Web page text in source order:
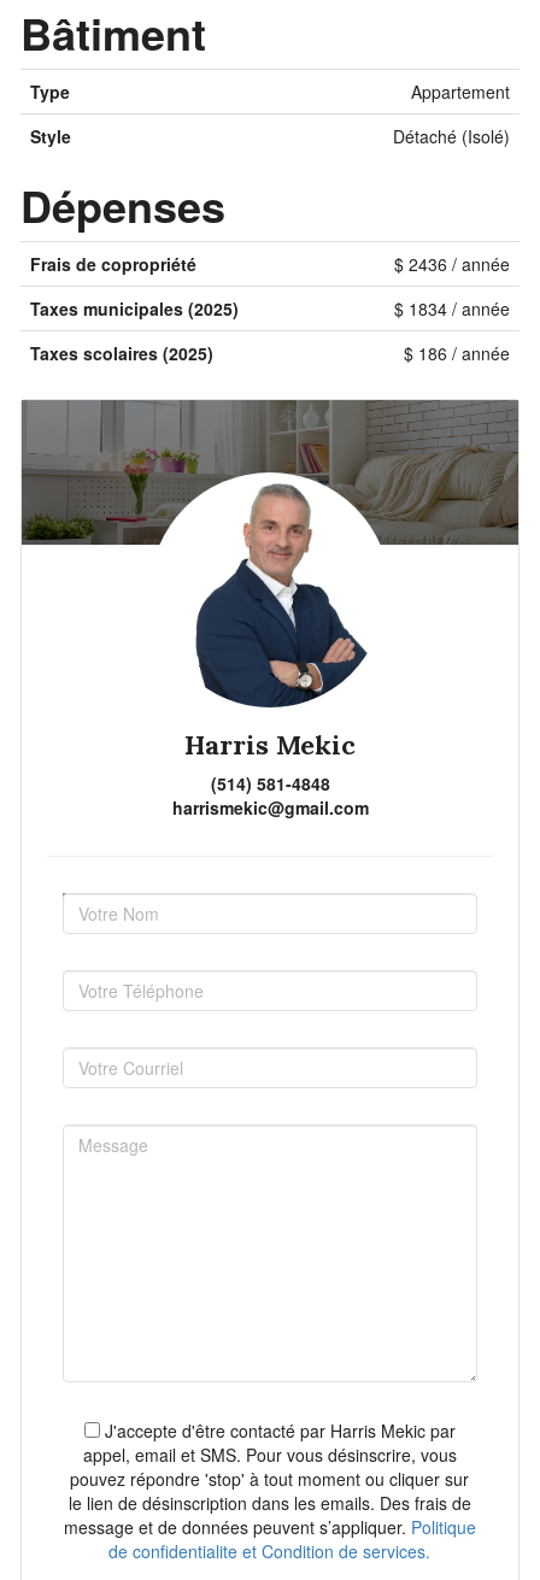
Bâtiment
Type
Appartement
Style
Détaché (Isolé)
Dépenses
Frais de copropriété
$ 2436 / année
Taxes municipales (2025)
$ 1834 / année
Taxes scolaires (2025)
$ 186 / année
Harris Mekic
(514) 581-4848
harrismekic@gmail.com
J'accepte d'être contacté par Harris Mekic par
appel, email et SMS. Pour vous désinscrire, vous
pouvez répondre 'stop' à tout moment ou cliquer sur
le lien de désinscription dans les emails. Des frais de
message et de données peuvent s’appliquer. Politique
de confidentialite et Condition de services.